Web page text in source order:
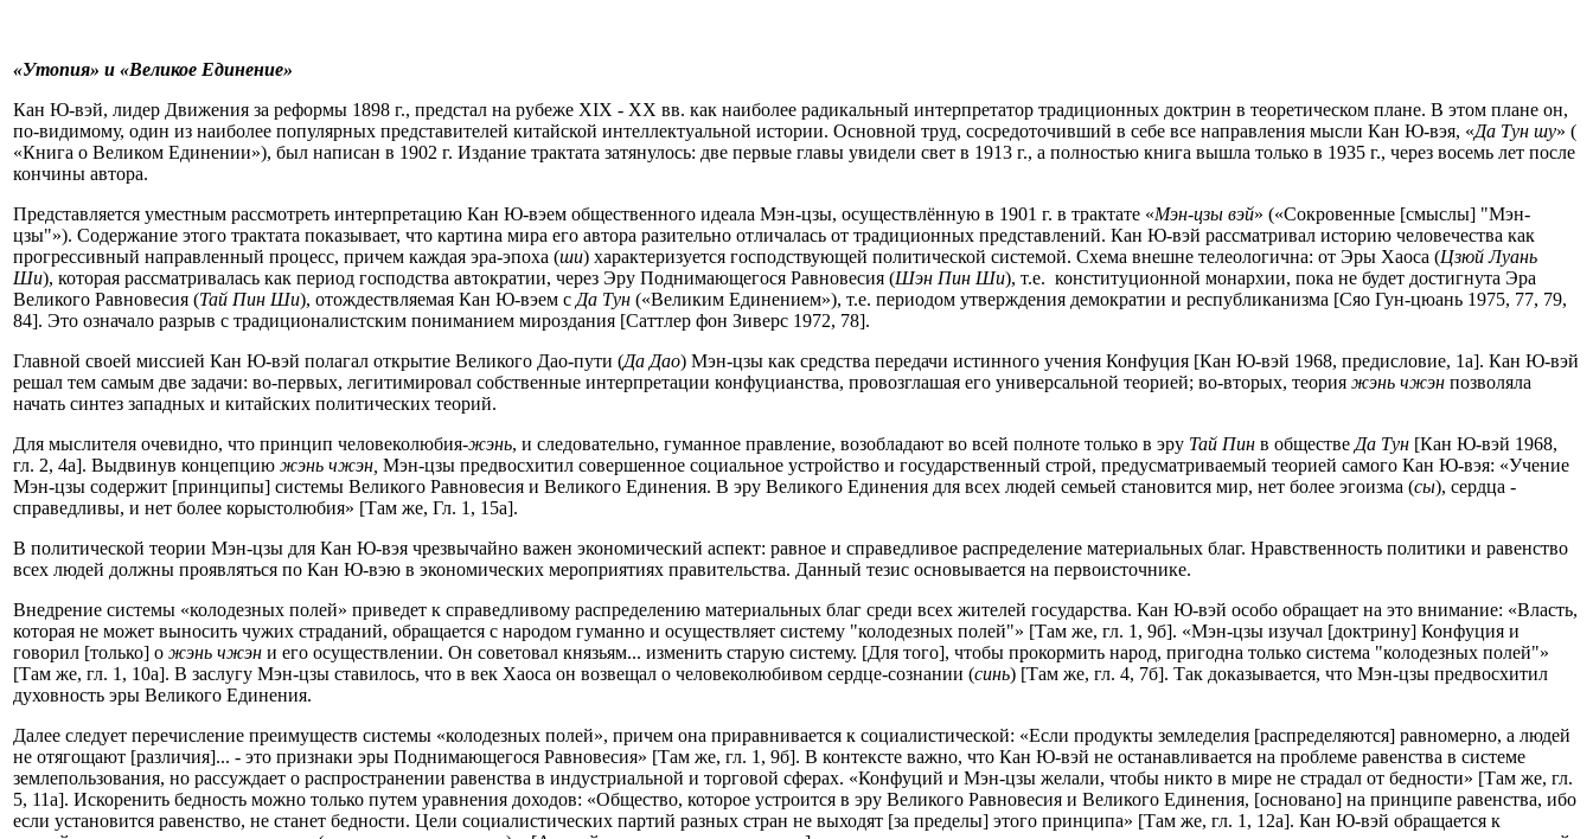
«Утопия» и «Великое Единение»
Кан Ю-вэй, лидер Движения за реформы 1898 г., предстал на рубеже XIX - ХХ вв. как наиболее радикальный интерпретатор традиционных доктрин в теоретическом плане. В этом плане он,
по-видимому, один из наиболее популярных представителей китайской интеллектуальной истории. Основной труд, сосредоточивший в себе все направления мысли Кан Ю-вэя, «Да Тун шу» (
«Книга о Великом Единении»), был написан в 1902 г. Издание трактата затянулось: две первые главы увидели свет в 1913 г., а полностью книга вышла только в 1935 г., через восемь лет после
кончины автора.
Представляется уместным рассмотреть интерпретацию Кан Ю-вэем общественного идеала Мэн-цзы, осуществлённую в 1901 г. в трактате «Мэн-цзы вэй» («Сокровенные [смыслы] "Мэн-
цзы"»). Содержание этого трактата показывает, что картина мира его автора разительно отличалась от традиционных представлений. Кан Ю-вэй рассматривал историю человечества как
прогрессивный направленный процесс, причем каждая эра-эпоха (ши) характеризуется господствующей политической системой. Схема внешне телеологична: от Эры Хаоса (Цзюй Луань
Ши), которая рассматривалась как период господства автократии, через Эру Поднимающегося Равновесия (Шэн Пин Ши), т.е. конституционной монархии, пока не будет достигнута Эра
Великого Равновесия (Тай Пин Ши), отождествляемая Кан Ю-вэем с Да Тун («Великим Единением»), т.е. периодом утверждения демократии и республиканизма [Сяо Гун-цюань 1975, 77, 79,
84]. Это означало разрыв с традиционалистским пониманием мироздания [Саттлер фон Зиверс 1972, 78].
Главной своей миссией Кан Ю-вэй полагал открытие Великого Дао-пути (Да Дао) Мэн-цзы как средства передачи истинного учения Конфуция [Кан Ю-вэй 1968, предисловие, 1а]. Кан Ю-вэй
решал тем самым две задачи: во-первых, легитимировал собственные интерпретации конфуцианства, провозглашая его универсальной теорией; во-вторых, теория жэнь чжэн позволяла
начать синтез западных и китайских политических теорий.
Для мыслителя очевидно, что принцип человеколюбия-жэнь, и следовательно, гуманное правление, возобладают во всей полноте только в эру Тай Пин в обществе Да Тун [Кан Ю-вэй 1968,
гл. 2, 4а]. Выдвинув концепцию жэнь чжэн, Мэн-цзы предвосхитил совершенное социальное устройство и государственный строй, предусматриваемый теорией самого Кан Ю-вэя: «Учение
Мэн-цзы содержит [принципы] системы Великого Равновесия и Великого Единения. В эру Великого Единения для всех людей семьей становится мир, нет более эгоизма (сы), сердца -
справедливы, и нет более корыстолюбия» [Там же, Гл. 1, 15а].
В политической теории Мэн-цзы для Кан Ю-вэя чрезвычайно важен экономический аспект: равное и справедливое распределение материальных благ. Нравственность политики и равенство
всех людей должны проявляться по Кан Ю-вэю в экономических мероприятиях правительства. Данный тезис основывается на первоисточнике.
Внедрение системы «колодезных полей» приведет к справедливому распределению материальных благ среди всех жителей государства. Кан Ю-вэй особо обращает на это внимание: «Власть,
которая не может выносить чужих страданий, обращается с народом гуманно и осуществляет систему "колодезных полей"» [Там же, гл. 1, 9б]. «Мэн-цзы изучал [доктрину] Конфуция и
говорил [только] о жэнь чжэн и его осуществлении. Он советовал князьям... изменить старую систему. [Для того], чтобы прокормить народ, пригодна только система "колодезных полей"»
[Там же, гл. 1, 10а]. В заслугу Мэн-цзы ставилось, что в век Хаоса он возвещал о человеколюбивом сердце-сознании (синь) [Там же, гл. 4, 7б]. Так доказывается, что Мэн-цзы предвосхитил
духовность эры Великого Единения.
Далее следует перечисление преимуществ системы «колодезных полей», причем она приравнивается к социалистической: «Если продукты земледелия [распределяются] равномерно, а людей
не отягощают [различия]... - это признаки эры Поднимающегося Равновесия» [Там же, гл. 1, 9б]. В контексте важно, что Кан Ю-вэй не останавливается на проблеме равенства в системе
землепользования, но рассуждает о распространении равенства в индустриальной и торговой сферах. «Конфуций и Мэн-цзы желали, чтобы никто в мире не страдал от бедности» [Там же, гл.
5, 11а]. Искоренить бедность можно только путем уравнения доходов: «Общество, которое устроится в эру Великого Равновесия и Великого Единения, [основано] на принципе равенства, ибо
если установится равенство, не станет бедности. Цели социалистических партий разных стран не выходят [за пределы] этого принципа» [Там же, гл. 1, 12а]. Кан Ю-вэй обращается к